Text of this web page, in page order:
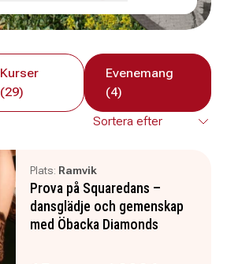
Kurser
(29)
Evenemang
(4)
Plats: Ramvik
Prova på Squaredans –
dansglädje och gemenskap
med Öbacka Diamonds